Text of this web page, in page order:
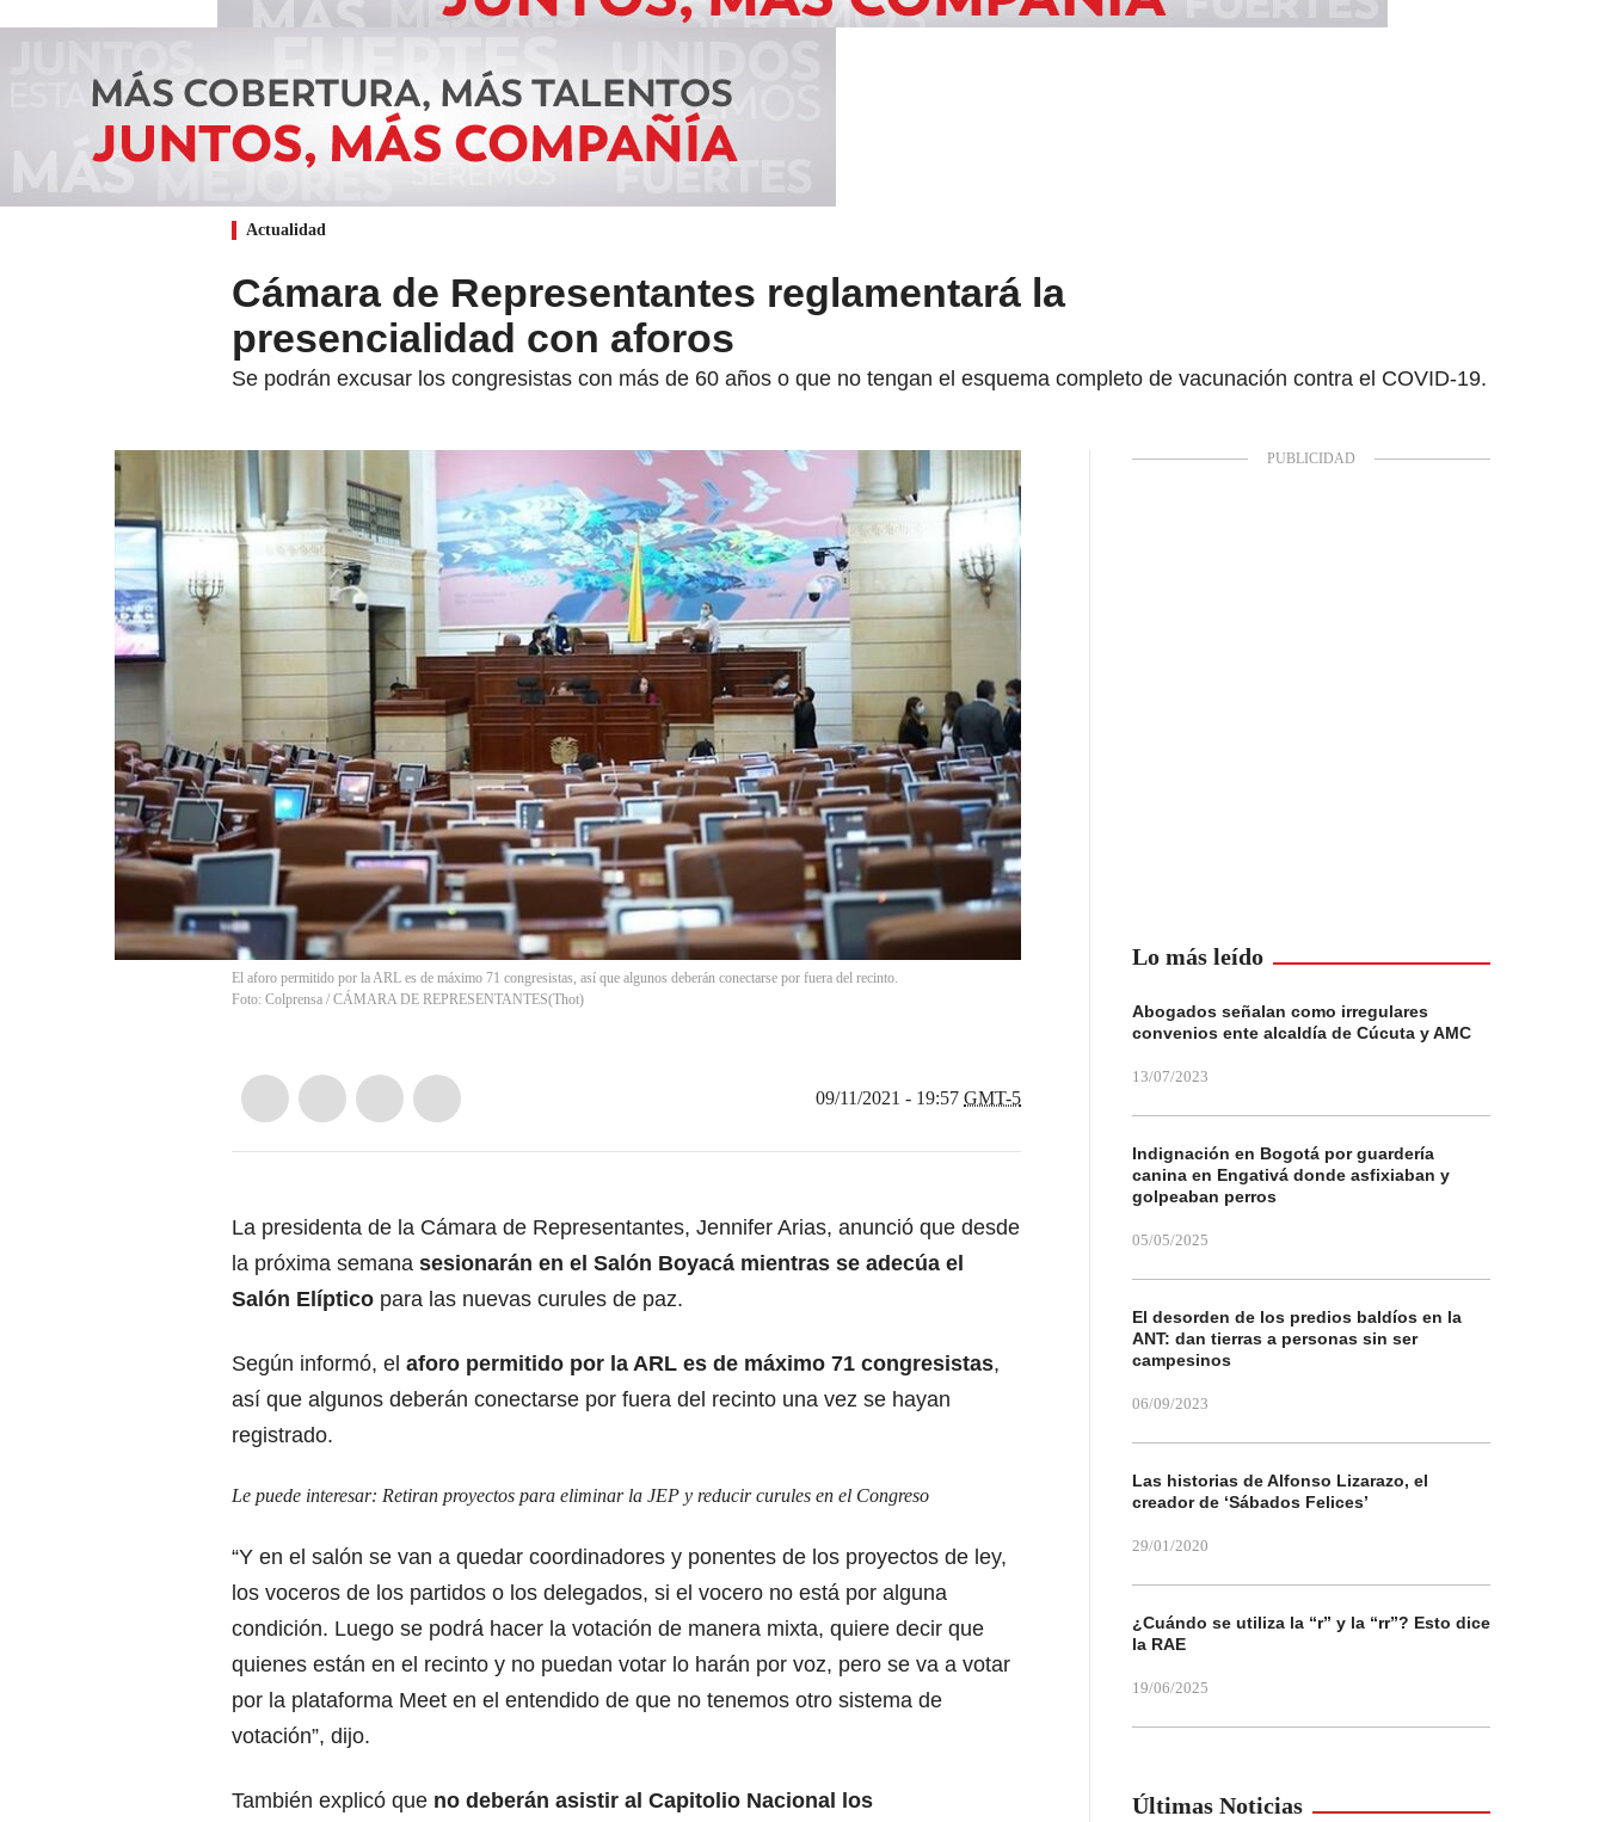
Actualidad
Cámara de Representantes reglamentará la
presencialidad con aforos
Se podrán excusar los congresistas con más de 60 años o que no tengan el esquema completo de vacunación contra el COVID-19.
El aforo permitido por la ARL es de máximo 71 congresistas, así que algunos deberán conectarse por fuera del recinto.
Foto: Colprensa / CÁMARA DE REPRESENTANTES(Thot)
09/11/2021 - 19:57 GMT-5
La presidenta de la Cámara de Representantes, Jennifer Arias, anunció que desde
la próxima semana sesionarán en el Salón Boyacá mientras se adecúa el
Salón Elíptico para las nuevas curules de paz.
Según informó, el aforo permitido por la ARL es de máximo 71 congresistas,
así que algunos deberán conectarse por fuera del recinto una vez se hayan
registrado.
Le puede interesar: Retiran proyectos para eliminar la JEP y reducir curules en el Congreso
“Y en el salón se van a quedar coordinadores y ponentes de los proyectos de ley,
los voceros de los partidos o los delegados, si el vocero no está por alguna
condición. Luego se podrá hacer la votación de manera mixta, quiere decir que
quienes están en el recinto y no puedan votar lo harán por voz, pero se va a votar
por la plataforma Meet en el entendido de que no tenemos otro sistema de
votación”, dijo.
También explicó que no deberán asistir al Capitolio Nacional los
Lo más leído
Abogados señalan como irregulares
convenios ente alcaldía de Cúcuta y AMC
13/07/2023
Indignación en Bogotá por guardería
canina en Engativá donde asfixiaban y
golpeaban perros
05/05/2025
El desorden de los predios baldíos en la
ANT: dan tierras a personas sin ser
campesinos
06/09/2023
Las historias de Alfonso Lizarazo, el
creador de ‘Sábados Felices’
29/01/2020
¿Cuándo se utiliza la “r” y la “rr”? Esto dice
la RAE
19/06/2025
Últimas Noticias